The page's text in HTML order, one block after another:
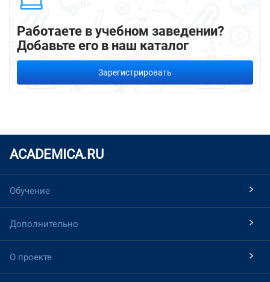
Работаете в учебном заведении?
Добавьте его в наш каталог
Зарегистрировать
ACADEMICA.RU
Обучение
Дополнительно
О проекте